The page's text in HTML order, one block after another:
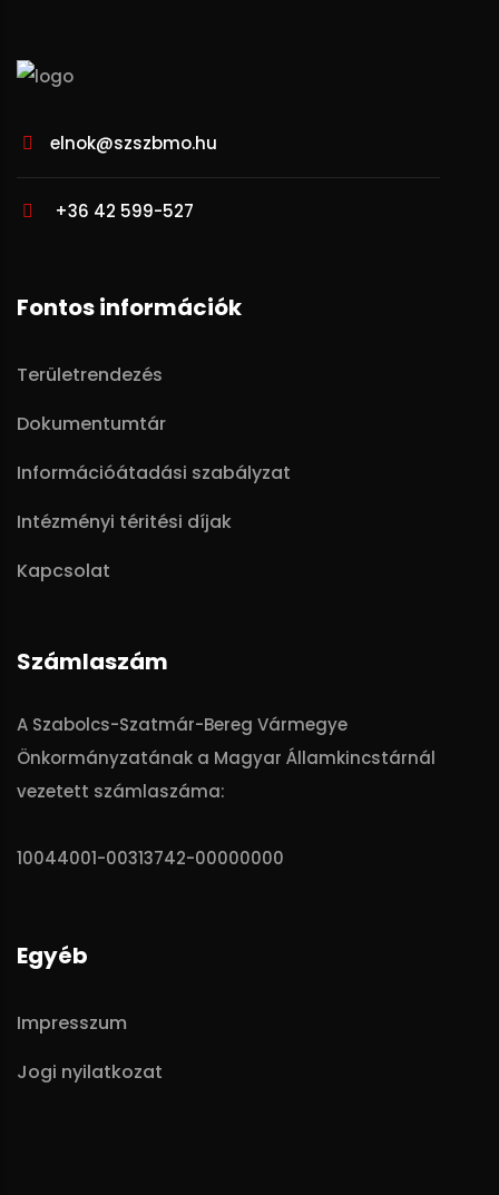
elnok@szszbmo.hu
+36 42 599-527
Fontos információk
Területrendezés
Dokumentumtár
Információátadási szabályzat
Intézményi téritési díjak
Kapcsolat
Számlaszám
A Szabolcs-Szatmár-Bereg Vármegye
Önkormányzatának a Magyar Államkincstárnál
vezetett számlaszáma:
10044001-00313742-00000000
Egyéb
Impresszum
Jogi nyilatkozat